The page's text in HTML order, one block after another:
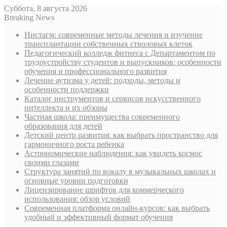
Суббота, 8 августа 2026
Breaking News
Нистагм: современные методы лечения и изучение
трансплантации собственных стволовых клеток
Педагогический колледж фитнеса с Департаментом по
трудоустройству студентов и выпускников: особенности
обучения и профессионального развития
Лечение аутизма у детей: подходы, методы и
особенности поддержки
Каталог инструментов и сервисов искусственного
интеллекта и их обзоры
Частная школа: преимущества современного
образования для детей
Детский центр развития: как выбрать пространство для
гармоничного роста ребенка
Астрономические наблюдения: как увидеть космос
своими глазами
Структура занятий по вокалу в музыкальных школах и
основные уровни подготовки
Лицензирование шрифтов для коммерческого
использования: обзор условий
Современная платформа онлайн-курсов: как выбрать
удобный и эффективный формат обучения